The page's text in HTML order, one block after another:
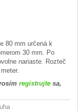
80 mm určená k
30 mm. Po
nariaste. Rozteč
registrujte sa,